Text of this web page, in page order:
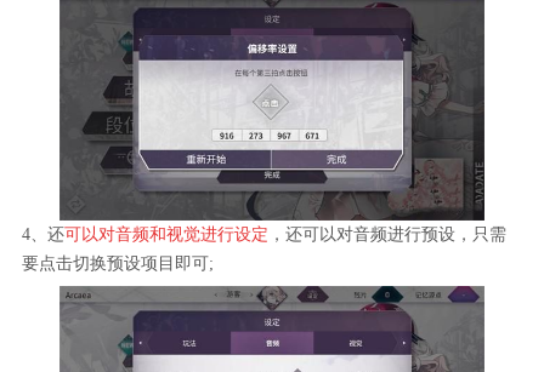
4、还可以对音频和视觉进行设定 ，还可以对音频进行预设，只需
要点击切换预设项目即可;